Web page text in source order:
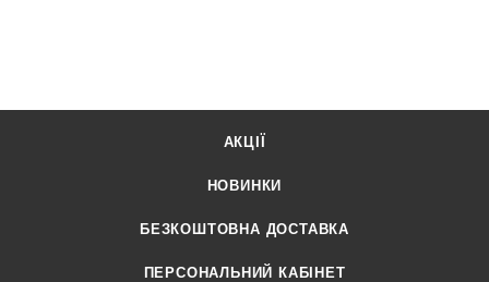
АКЦІЇ
НОВИНКИ
БЕЗКОШТОВНА ДОСТАВКА
ПЕРСОНАЛЬНИЙ КАБІНЕТ